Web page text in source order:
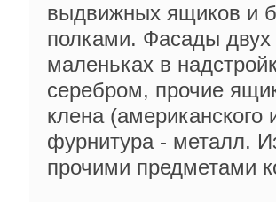
выдвижных ящиков и
полками. Фасады
маленьках в
серебром, прочие
клена (американского
фурнитура - металл.
прочими предметами